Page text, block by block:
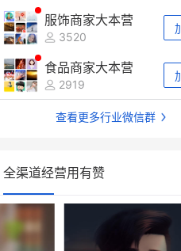
服饰商家大本营
3520
食品商家大本营
2919
查看更多行业微信群
全渠道经营用有赞